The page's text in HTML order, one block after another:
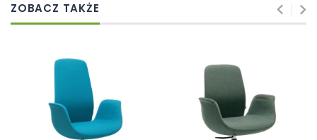
ZOBACZ TAKŻE